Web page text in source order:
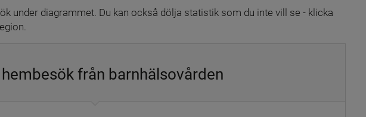
under diagrammet. Du kan också dölja statistik som du inte vill se - klicka
från barnhälsovården